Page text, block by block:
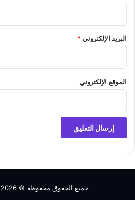
البريد الإلكتروني*
الموقع الإلكتروني
جميع الحقوق محفوظة © 2026 |